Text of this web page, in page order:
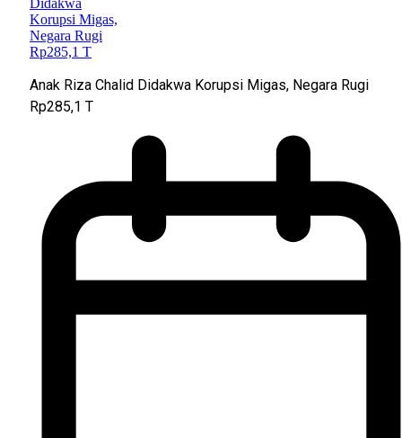
Anak Riza Chalid Didakwa Korupsi Migas, Negara Rugi
Rp285,1 T